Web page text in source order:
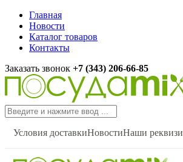
Главная
Новости
Каталог товаров
Контакты
Заказать звонок +7 (343) 206-66-85
Условия доставкиНовостиНаши